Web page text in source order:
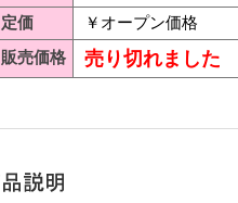
定価
￥オープン価格
販売価格
売り切れました